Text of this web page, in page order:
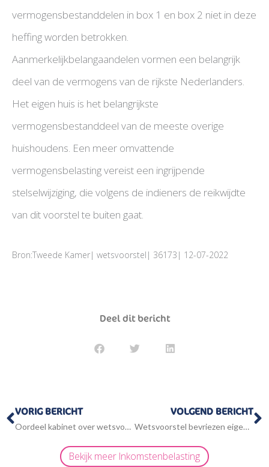
vermogensbestanddelen in box 1 en box 2 niet in deze
heffing worden betrokken.
Aanmerkelijkbelangaandelen vormen een belangrijk
deel van de vermogens van de rijkste Nederlanders.
Het eigen huis is het belangrijkste
vermogensbestanddeel van de meeste overige
huishoudens. Een meer omvattende
vermogensbelasting vereist een ingrijpende
stelselwijziging, die volgens de indieners de reikwijdte
van dit voorstel te buiten gaat.
Bron:Tweede Kamer| wetsvoorstel| 36173| 12-07-2022
Deel dit bericht
Vorige
VORIG BERICHT
Oordeel kabinet over wetsvoorstel voorwaardelijke eindafrekening bij grensoverschrijdende zetelverplaatsing
VOLGEND BERICHT
Wetsvoorstel bevriezen eigen risico zorgverzekering
Bekijk meer Inkomstenbelasting